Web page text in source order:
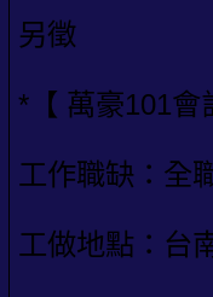
另徵
*【 萬豪101會
工作職缺：全
工做地點：台